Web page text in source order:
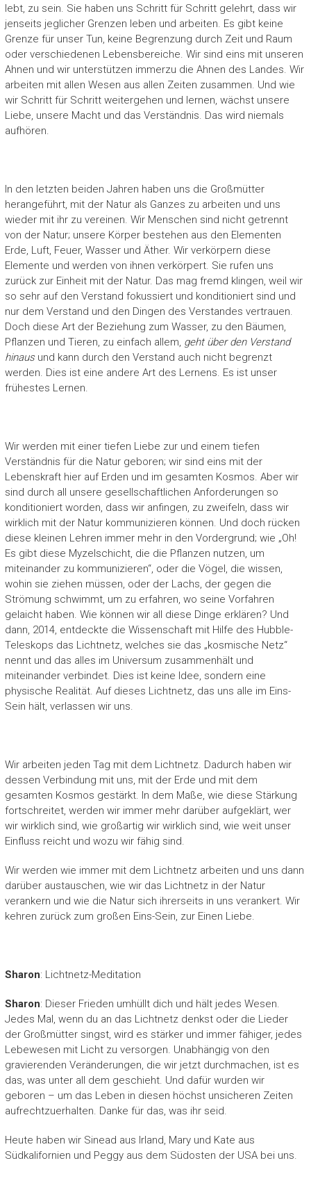
lebt, zu sein. Sie haben uns Schritt für Schritt gelehrt, dass wir
jenseits jeglicher Grenzen leben und arbeiten. Es gibt keine
Grenze für unser Tun, keine Begrenzung durch Zeit und Raum
oder verschiedenen Lebensbereiche. Wir sind eins mit unseren
Ahnen und wir unterstützen immerzu die Ahnen des Landes. Wir
arbeiten mit allen Wesen aus allen Zeiten zusammen. Und wie
wir Schritt für Schritt weitergehen und lernen, wächst unsere
Liebe, unsere Macht und das Verständnis. Das wird niemals
aufhören.
In den letzten beiden Jahren haben uns die Großmütter
herangeführt, mit der Natur als Ganzes zu arbeiten und uns
wieder mit ihr zu vereinen. Wir Menschen sind nicht getrennt
von der Natur; unsere Körper bestehen aus den Elementen
Erde, Luft, Feuer, Wasser und Äther. Wir verkörpern diese
Elemente und werden von ihnen verkörpert. Sie rufen uns
zurück zur Einheit mit der Natur. Das mag fremd klingen, weil wir
so sehr auf den Verstand fokussiert und konditioniert sind und
nur dem Verstand und den Dingen des Verstandes vertrauen.
Doch diese Art der Beziehung zum Wasser, zu den Bäumen,
Pflanzen und Tieren, zu einfach allem, geht über den Verstand
hinausund kann durch den Verstand auch nicht begrenzt
werden. Dies ist eine andere Art des Lernens. Es ist unser
frühestes Lernen.
Wir werden mit einer tiefen Liebe zur und einem tiefen
Verständnis für die Natur geboren; wir sind eins mit der
Lebenskraft hier auf Erden und im gesamten Kosmos. Aber wir
sind durch all unsere gesellschaftlichen Anforderungen so
konditioniert worden, dass wir anfingen, zu zweifeln, dass wir
wirklich mit der Natur kommunizieren können. Und doch rücken
diese kleinen Lehren immer mehr in den Vordergrund; wie „Oh!
Es gibt diese Myzelschicht, die die Pflanzen nutzen, um
miteinander zu kommunizieren“, oder die Vögel, die wissen,
wohin sie ziehen müssen, oder der Lachs, der gegen die
Strömung schwimmt, um zu erfahren, wo seine Vorfahren
gelaicht haben. Wie können wir all diese Dinge erklären? Und
dann, 2014, entdeckte die Wissenschaft mit Hilfe des Hubble-
Teleskops das Lichtnetz, welches sie das „kosmische Netz“
nennt und das alles im Universum zusammenhält und
miteinander verbindet. Dies ist keine Idee, sondern eine
physische Realität. Auf dieses Lichtnetz, das uns alle im Eins-
Sein hält, verlassen wir uns.
Wir arbeiten jeden Tag mit dem Lichtnetz. Dadurch haben wir
dessen Verbindung mit uns, mit der Erde und mit dem
gesamten Kosmos gestärkt. In dem Maße, wie diese Stärkung
fortschreitet, werden wir immer mehr darüber aufgeklärt, wer
wir wirklich sind, wie großartig wir wirklich sind, wie weit unser
Einfluss reicht und wozu wir fähig sind.
Wir werden wie immer mit dem Lichtnetz arbeiten und uns dann
darüber austauschen, wie wir das Lichtnetz in der Natur
verankern und wie die Natur sich ihrerseits in uns verankert. Wir
kehren zurück zum großen Eins-Sein, zur Einen Liebe.
Sharon: Lichtnetz-Meditation
Sharon: Dieser Frieden umhüllt dich und hält jedes Wesen.
Jedes Mal, wenn du an das Lichtnetz denkst oder die Lieder
der Großmütter singst, wird es stärker und immer fähiger, jedes
Lebewesen mit Licht zu versorgen. Unabhängig von den
gravierenden Veränderungen, die wir jetzt durchmachen, ist es
das, was unter all dem geschieht. Und dafür wurden wir
geboren – um das Leben in diesen höchst unsicheren Zeiten
aufrechtzuerhalten. Danke für das, was ihr seid.
Heute haben wir Sinead aus Irland, Mary und Kate aus
Südkalifornien und Peggy aus dem Südosten der USA bei uns.